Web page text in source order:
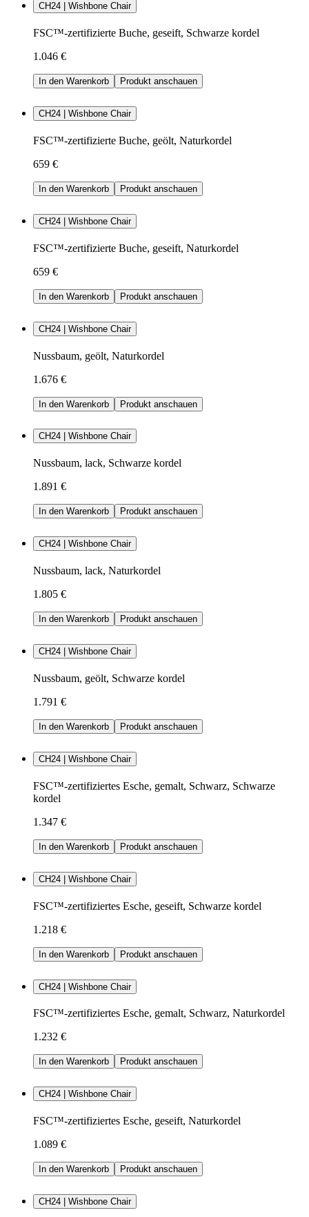
CH24 | Wishbone Chair
FSC™-zertifizierte Buche, geseift, Schwarze kordel
1.046 €
In den Warenkorb Produkt anschauen
CH24 | Wishbone Chair
FSC™-zertifizierte Buche, geölt, Naturkordel
659 €
In den Warenkorb Produkt anschauen
CH24 | Wishbone Chair
FSC™-zertifizierte Buche, geseift, Naturkordel
659 €
In den Warenkorb Produkt anschauen
CH24 | Wishbone Chair
Nussbaum, geölt, Naturkordel
1.676 €
In den Warenkorb Produkt anschauen
CH24 | Wishbone Chair
Nussbaum, lack, Schwarze kordel
1.891 €
In den Warenkorb Produkt anschauen
CH24 | Wishbone Chair
Nussbaum, lack, Naturkordel
1.805 €
In den Warenkorb Produkt anschauen
CH24 | Wishbone Chair
Nussbaum, geölt, Schwarze kordel
1.791 €
In den Warenkorb Produkt anschauen
CH24 | Wishbone Chair
FSC™-zertifiziertes Esche, gemalt, Schwarz, Schwarze
kordel
1.347 €
In den Warenkorb Produkt anschauen
CH24 | Wishbone Chair
FSC™-zertifiziertes Esche, geseift, Schwarze kordel
1.218 €
In den Warenkorb Produkt anschauen
CH24 | Wishbone Chair
FSC™-zertifiziertes Esche, gemalt, Schwarz, Naturkordel
1.232 €
In den Warenkorb Produkt anschauen
CH24 | Wishbone Chair
FSC™-zertifiziertes Esche, geseift, Naturkordel
1.089 €
In den Warenkorb Produkt anschauen
CH24 | Wishbone Chair